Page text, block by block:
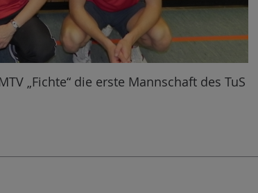
„Fichte“ die erste Mannschaft des TuS